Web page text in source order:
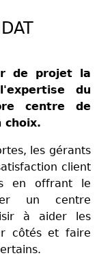
de projet la
du
centre de
choix.
les gérants
client
en offrant le
un centre
à aider les
côtés et faire